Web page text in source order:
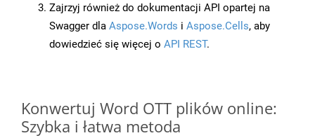
Zajrzyj również do dokumentacji API opartej na
Swagger dla Aspose.Words i Aspose.Cells, aby
dowiedzieć się więcej o API REST.
Konwertuj Word OTT plików online:
Szybka i łatwa metoda